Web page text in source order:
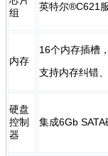
组
英特尔®C621
内存
16个内存插槽
支持内存纠错
硬盘
控制
器
集成6Gb